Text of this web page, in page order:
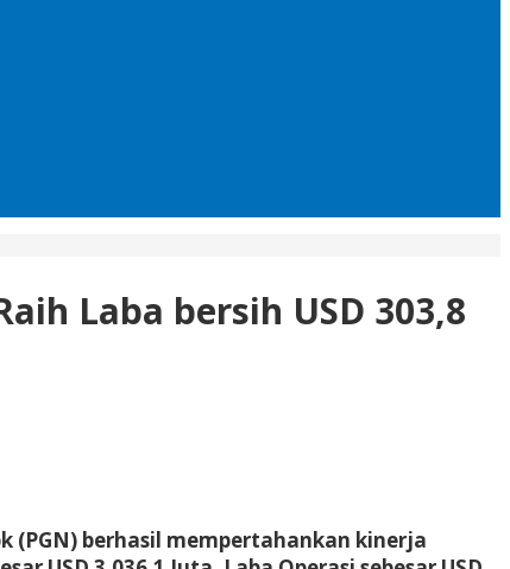
Laba bersih USD 303,8
(PGN) berhasil mempertahankan kinerja